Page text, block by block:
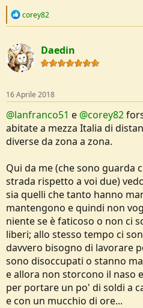
R
c
t
i
o
s
:
corey82
Daedin
16 Aprile 2018
@lanfranco51 e @corey82
abitate a mezza Italia di
diverse da zona a zona.
Qui da me (che sono guarda
strada rispetto a voi due)
sia quelli che tanto hanno
mantengono e quindi non
niente se è faticoso o non ci
liberi; allo stesso tempo ci
davvero bisogno di lavorare
sono disoccupati o stanno
e allora non storcono il naso
per portare un po' di soldi a
e con un mucchio di ore...